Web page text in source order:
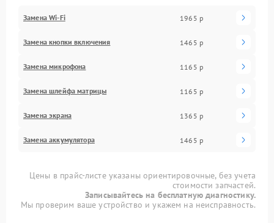
Замена Wi-Fi 1965 р
Замена кнопки включения 1465 р
Замена микрофона 1165 р
Замена шлейфа матрицы 1165 р
Замена экрана 1365 р
Замена аккумулятора 1465 р
Цены в прайс-листе указаны ориентировочные, без учета
стоимости запчастей.
Записывайтесь на бесплатную диагностику.
Мы проверим ваше устройство и укажем на неисправность.